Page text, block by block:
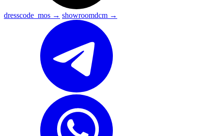
dresscode_mos → showroomdcm →